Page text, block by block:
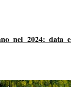
nel 2024: data e